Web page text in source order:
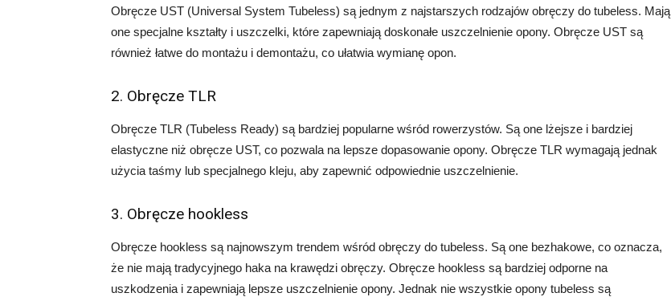
Obręcze UST (Universal System Tubeless) są jednym z najstarszych rodzajów obręczy do tubeless. Mają
one specjalne kształty i uszczelki, które zapewniają doskonałe uszczelnienie opony. Obręcze UST są
również łatwe do montażu i demontażu, co ułatwia wymianę opon.
2. Obręcze TLR
Obręcze TLR (Tubeless Ready) są bardziej popularne wśród rowerzystów. Są one lżejsze i bardziej
elastyczne niż obręcze UST, co pozwala na lepsze dopasowanie opony. Obręcze TLR wymagają jednak
użycia taśmy lub specjalnego kleju, aby zapewnić odpowiednie uszczelnienie.
3. Obręcze hookless
Obręcze hookless są najnowszym trendem wśród obręczy do tubeless. Są one bezhakowe, co oznacza,
że ​​nie mają tradycyjnego haka na krawędzi obręczy. Obręcze hookless są bardziej odporne na
uszkodzenia i zapewniają lepsze uszczelnienie opony. Jednak nie wszystkie opony tubeless są